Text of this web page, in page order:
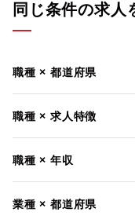
同じ条件の求人
職種 × 都道府県
職種 × 求人特徴
職種 × 年収
業種 × 都道府県